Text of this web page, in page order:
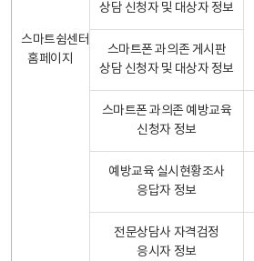
스마트쉼센터
홈페이지
상담 신청자 및 대상자 정보
스마트폰 과의존 게시판
상담 신청자 및 대상자 정보
스마트폰 과의존 예방교육
신청자 정보
예방교육 실시현황조사
응답자 정보
전문상담사 자격검정
응시자 정보